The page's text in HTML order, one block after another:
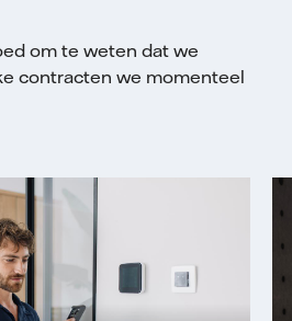
om te weten dat we
contracten we momenteel